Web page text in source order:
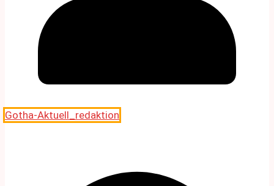
Gotha-Aktuell_redaktion